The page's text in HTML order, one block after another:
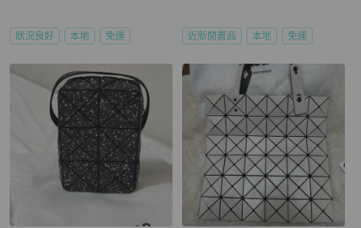
狀況良好 本地 免運 近新閒置品 本地 免運